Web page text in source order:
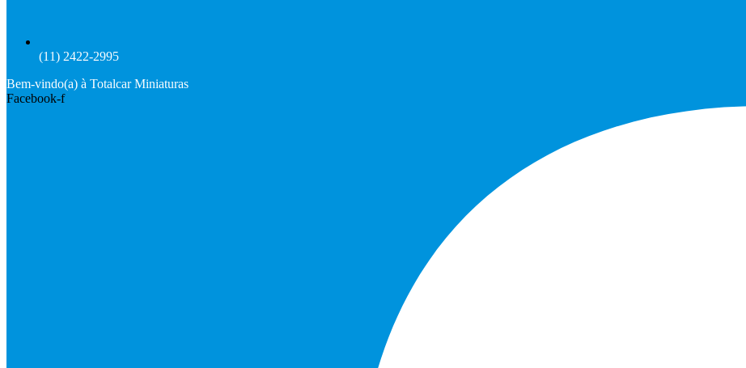
(11) 2422-2995
Bem-vindo(a) à Totalcar Miniaturas
Facebook-f